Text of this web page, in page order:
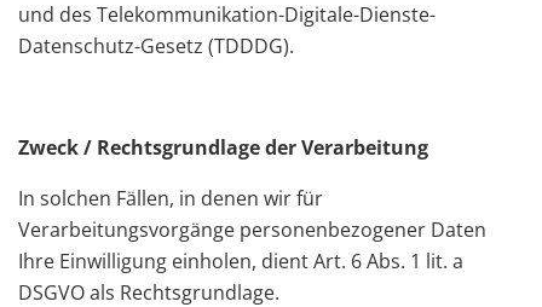
und des Telekommunikation-Digitale-Dienste-
Datenschutz-Gesetz (TDDDG).
Zweck / Rechtsgrundlage der Verarbeitung
In solchen Fällen, in denen wir für
Verarbeitungsvorgänge personenbezogener Daten
Ihre Einwilligung einholen, dient Art. 6 Abs. 1 lit. a
DSGVO als Rechtsgrundlage.